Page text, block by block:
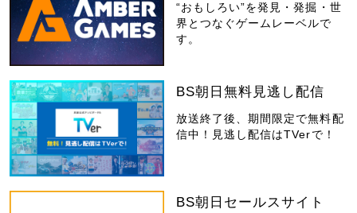
“おもしろい”を発見・発掘・世
界とつなぐゲームレーベルで
す。
BS朝日無料見逃し配信
放送終了後、期間限定で無料配
信中！見逃し配信はTVerで！
BS朝日セールスサイト